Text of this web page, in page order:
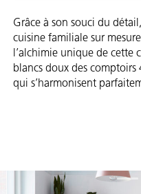
Grâce à son souci du
cuisine familiale sur
l’alchimie unique de cette
blancs doux des
qui s’harmonisent